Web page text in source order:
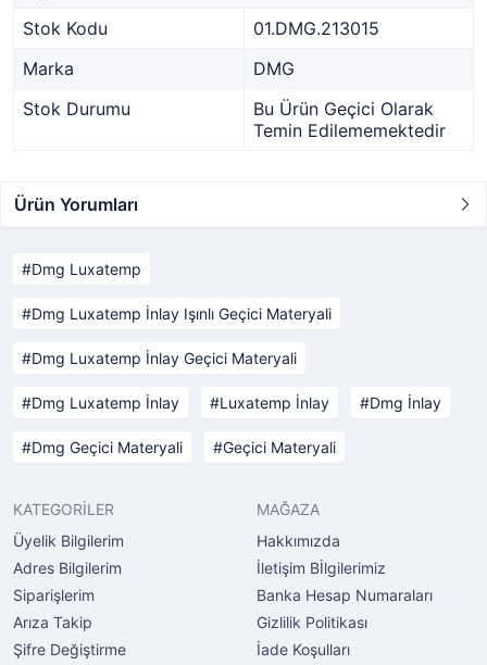
Stok Kodu
01.DMG.213015
Marka
DMG
Stok Durumu
Bu Ürün Geçici Olarak
Temin Edilememektedir
Ürün Yorumları
Dmg Luxatemp
Dmg Luxatemp İnlay Işınlı Geçici Materyali
Dmg Luxatemp İnlay Geçici Materyali
Dmg Luxatemp İnlay Luxatemp İnlay Dmg İnlay
Dmg Geçici Materyali Geçici Materyali
KATEGORİLER
Üyelik Bilgilerim
Adres Bilgilerim
Siparişlerim
Arıza Takip
Şifre Değiştirme
MAĞAZA
Hakkımızda
İletişim Bİlgilerimiz
Banka Hesap Numaraları
Gizlilik Politikası
İade Koşulları